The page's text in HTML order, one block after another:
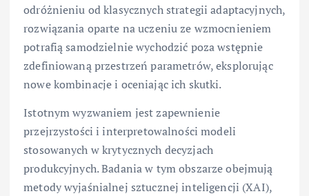
odróżnieniu od klasycznych strategii adaptacyjnych,
rozwiązania oparte na uczeniu ze wzmocnieniem
potrafią samodzielnie wychodzić poza wstępnie
zdefiniowaną przestrzeń parametrów, eksplorując
nowe kombinacje i oceniając ich skutki.
Istotnym wyzwaniem jest zapewnienie
przejrzystości i interpretowalności modeli
stosowanych w krytycznych decyzjach
produkcyjnych. Badania w tym obszarze obejmują
metody wyjaśnialnej sztucznej inteligencji (XAI),